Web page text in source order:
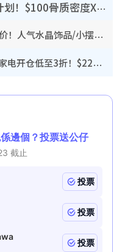
港大推赛马会强化骨骼计划！$100骨质密度X光检查 完成免费运动训练送超市礼券！附参加资格
Swarovski折扣专区低至半价！人气水晶饰品/小摆设$138起！迪士尼款/水晶高跟鞋都有优惠
厨具开仓｜特福Tefal厨具/家电开仓低至3折！$220起买平底锅/炒锅/汤锅！电饭煲/吸尘器/挂烫机$418起